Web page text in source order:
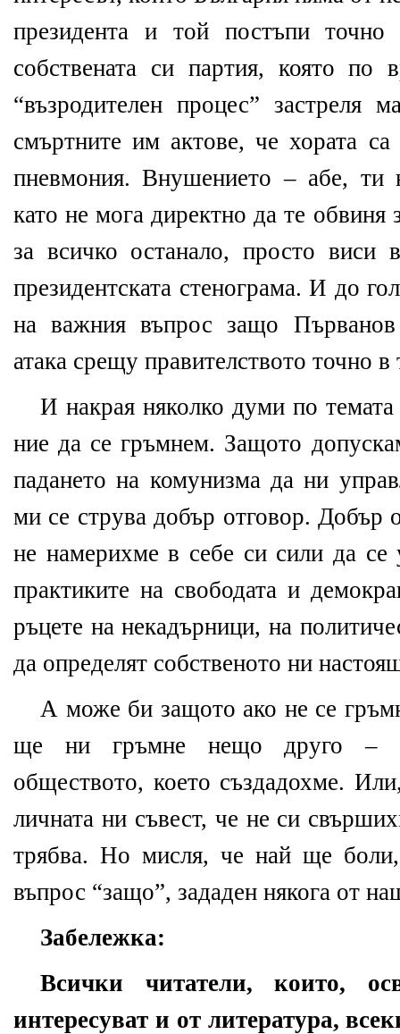
президента и той постъпи точно
собствената си партия, която по
“възродителен процес” застреля
смъртните им актове, че хората
пневмония. Внушението – абе, ти
като не мога директно да те обвиня
за всичко останало, просто виси
президентската стенограма. И до
на важния въпрос защо
атака срещу правителството точно
И накрая няколко думи по
ние да се гръмнем. Защото
падането на комунизма да ни
ми се струва добър отговор. Добър
не намерихме в себе си сили да
практиките на свободата и
ръцете на некадърници, на
да определят собственото ни
А може би защото ако не се
ще ни гръмне нещо друго –
обществото, което създадохме.
личната ни съвест, че не си
трябва. Но мисля, че най ще боли,
въпрос “защо”, зададен някога от
Забележка:
Всички читатели, които,
интересуват и от литература,